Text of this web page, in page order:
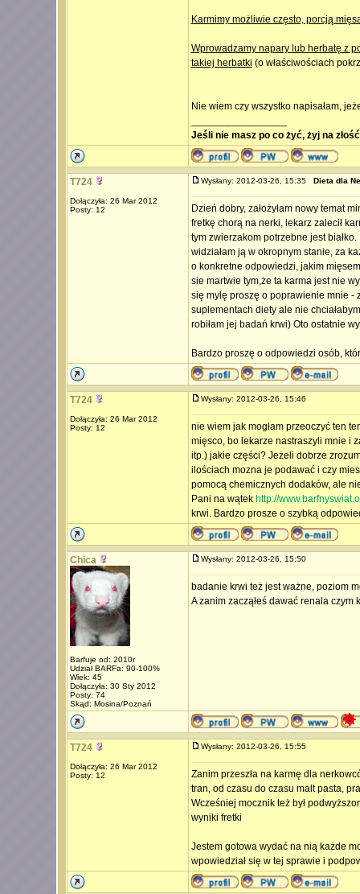
Karmimy możliwie często, porcją
Wprowadzamy napary lub herbatę z
takiej herbatki (o właściwościach
Nie wiem czy wszystko napisałam,
Jeśli nie masz po co żyć, żyj na
T724
Dołączyła: 26 Mar 2012
Posty: 12
Wysłany: 2012-03-26, 15:35 Dieta dla
Dzień dobry, założyłam nowy temat
fretkę chorą na nerki, lekarz zalecił
tym zwierzakom potrzebne jest
widziałam ją w okropnym stanie, za
o konkretne odpowiedzi, jakim
sie martwie tym,że ta karma jest nie
się mylę proszę o poprawienie mnie -
suplementach diety ale nie
robiłam jej badań krwi) Oto ostatnie
Bardzo proszę o odpowiedzi osób,
T724
Dołączyła: 26 Mar 2012
Posty: 12
Wysłany: 2012-03-26, 15:46
nie wiem jak mogłam przeoczyć ten
mięsco, bo lekarze nastraszyli mnie i
itp.) jakie części? Jeżeli dobrze
ilościach mozna je podawać i czy
pomocą chemicznych dodaków, ale
Pani na wątek http://
krwi. Bardzo prosze o szybką
Chica
Barfuje od: 2010r
Udział BARFa: 90-100%
Wiek: 45
Dołączyła: 30 Sty 2012
Posty: 74
Skąd: Mosina/Poznań
Wysłany: 2012-03-26, 15:50
badanie krwi też jest ważne, poziom
A zanim zacząłeś dawać renala
T724
Dołączyła: 26 Mar 2012
Posty: 12
Wysłany: 2012-03-26, 15:55
Zanim przeszła na karmę dla
tran, od czasu do czasu malt pasta,
Wcześniej mocznik też był
wyniki fretki
Jestem gotowa wydać na nią każde
wpowiedział się w tej sprawie i